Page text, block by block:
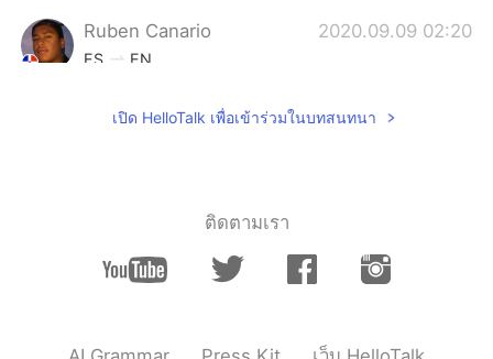
Ruben Canario 2020.09.09 02:20
ES EN
2020.09.09 02:17
KR
เปิด HelloTalk เพื่อเข้าร่วมในบทสนทนา
ติดตามเรา